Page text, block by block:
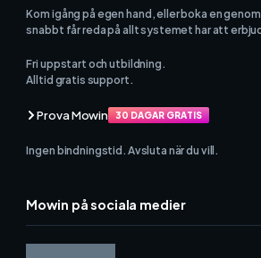
Mowin på sociala medier
Kom igång på egen hand, eller boka en
snabbt får reda på allt systemet har att
Fri uppstart och utbildning.
Alltid gratis support.
Prova Mowin 30 DAGAR GRATIS
Ingen bindningstid. Avsluta när du vill.